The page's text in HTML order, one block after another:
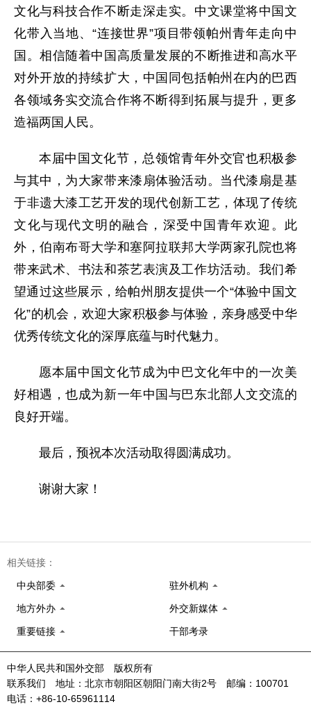
文化与科技合作不断走深走实。中文课堂将中国文
化带入当地、“连接世界”项目带领帕州青年走向中
国。相信随着中国高质量发展的不断推进和高水平
对外开放的持续扩大，中国同包括帕州在内的巴西
各领域务实交流合作将不断得到拓展与提升，更多
造福两国人民。
本届中国文化节，总领馆青年外交官也积极参
与其中，为大家带来漆扇体验活动。当代漆扇是基
于非遗大漆工艺开发的现代创新工艺，体现了传统
文化与现代文明的融合，深受中国青年欢迎。此
外，伯南布哥大学和塞阿拉联邦大学两家孔院也将
带来武术、书法和茶艺表演及工作坊活动。我们希
望通过这些展示，给帕州朋友提供一个“体验中国文
化”的机会，欢迎大家积极参与体验，亲身感受中华
优秀传统文化的深厚底蕴与时代魅力。
愿本届中国文化节成为中巴文化年中的一次美
好相遇，也成为新一年中国与巴东北部人文交流的
良好开端。
最后，预祝本次活动取得圆满成功。
谢谢大家！
相关链接：
中央部委 驻外机构
地方外办 外交新媒体
重要链接 干部考录
中华人民共和国外交部 版权所有
联系我们 地址：北京市朝阳区朝阳门南大街2号 邮编：100701
电话：+86-10-65961114